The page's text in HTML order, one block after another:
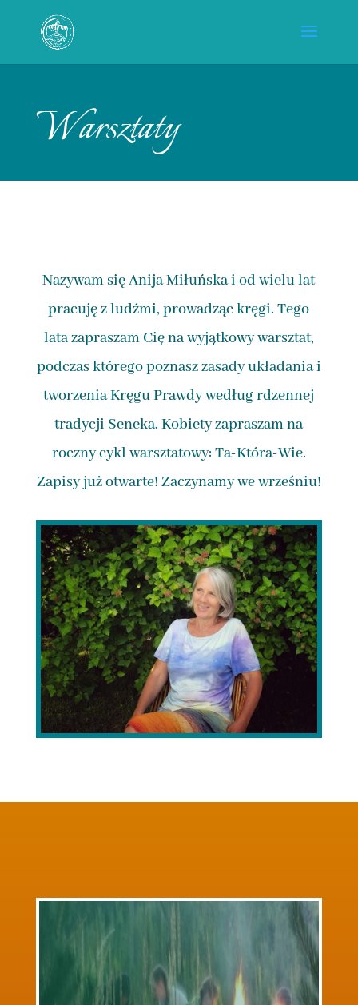
Warsztaty
Nazywam się Anija Miłuńska i od wielu lat
pracuję z ludźmi, prowadząc kręgi. Tego
lata zapraszam Cię na wyjątkowy warsztat,
podczas którego poznasz zasady układania i
tworzenia Kręgu Prawdy według rdzennej
tradycji Seneka. Kobiety zapraszam na
roczny cykl warsztatowy: Ta-Która-Wie.
Zapisy już otwarte! Zaczynamy we wrześniu!